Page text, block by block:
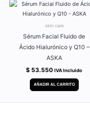
skin care
Sérum Facial Fluido de
Ácido Hialurónico y Q10 –
ASKA
$ 53.550 IVA Incluido
AÑADIR AL CARRITO